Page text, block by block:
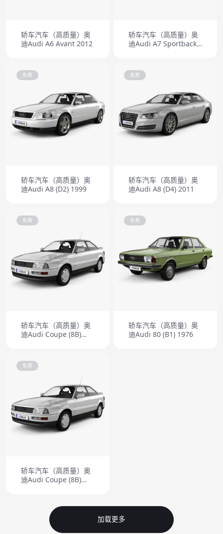
轿车汽车（高质量）奥
迪Audi A6 Avant 2012
轿车汽车（高质量）奥
迪Audi A7 Sportback
免费
轿车汽车（高质量）奥
迪Audi A8 (D2) 1999
免费
轿车汽车（高质量）奥
迪Audi A8 (D4) 2011
免费
轿车汽车（高质量）奥
迪Audi Coupe (8B)
免费
轿车汽车（高质量）奥
迪Audi 80 (B1) 1976
免费
轿车汽车（高质量）奥
迪Audi Coupe (8B)
加载更多